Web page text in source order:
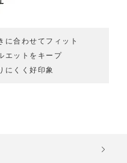
に合わせてフィット
エットをキープ
にくく好印象